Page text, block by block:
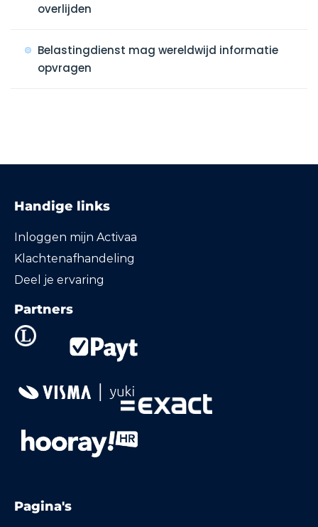
overlijden
Belastingdienst mag wereldwijd informatie
opvragen
Handige links
Inloggen mijn Activaa
Klachtenafhandeling
Deel je ervaring
Partners
Pagina's